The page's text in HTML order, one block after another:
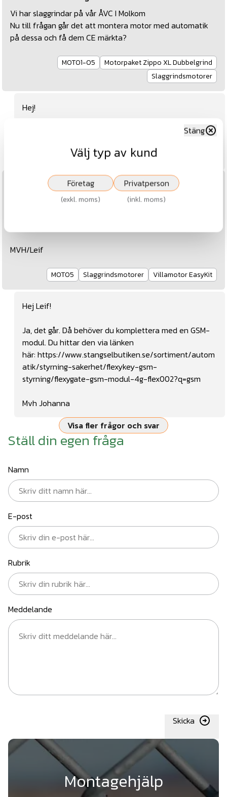
Vi har slaggrindar på vår ÅVC I Molkom
Nu till frågan går det att montera motor med automatik
på dessa och få dem CE märkta?
MOT01-05
Motorpaket Zippo XL Dubbelgrind
Slaggrindsmotorer
Hej!
Kan man öppna bommar, grindar och dörrar med
MVH/Leif
MOT05 Slaggrindsmotorer Villamotor EasyKit
Hej Leif!
Ja, det går. Då behöver du komplettera med en GSM-
modul. Du hittar den via länken
här: https://www.stangselbutiken.se/sortiment/autom
atik/styrning-sakerhet/flexykey-gsm-
styrning/flexygate-gsm-modul-4g-flex002?q=gsm
Mvh Johanna
Visa fler frågor och svar
Ställ din egen fråga
Namn
E-post
Rubrik
Meddelande
Skicka
Montagehjälp
Välj typ av kund
Stäng
Företag
(exkl. moms)
Privatperson
(inkl. moms)